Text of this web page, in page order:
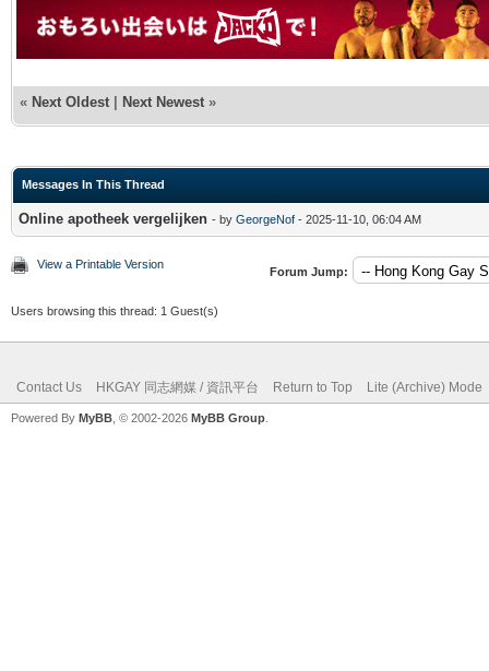
« Next Oldest | Next Newest »
Messages In This Thread
Online apotheek vergelijken - by GeorgeNof - 2025-11-10, 06:04 AM
View a Printable Version
Forum Jump:
Users browsing this thread: 1 Guest(s)
Contact Us HKGAY 同志網媒 / 資訊平台 Return to Top Lite (Archive) Mode
Powered By MyBB , © 2002-2026 MyBB Group